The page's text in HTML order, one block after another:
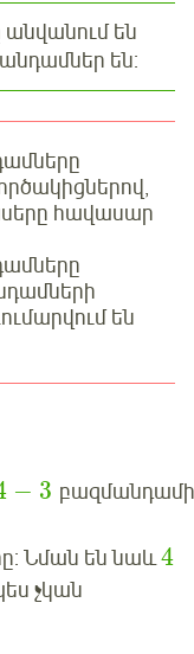
են
են:
հավասար
են
− 3 բազմանդամի
Նման են նաև4
չկան